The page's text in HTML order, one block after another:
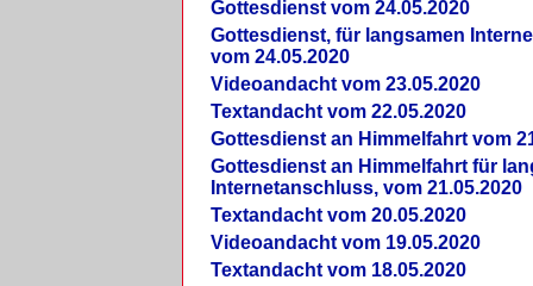
Gottesdienst vom 24.05.2020
Gottesdienst, für langsamen
vom 24.05.2020
Videoandacht vom 23.05.2020
Textandacht vom 22.05.2020
Gottesdienst an Himmelfahrt vom
Gottesdienst an Himmelfahrt für
Internetanschluss, vom 21.05.2020
Textandacht vom 20.05.2020
Videoandacht vom 19.05.2020
Textandacht vom 18.05.2020